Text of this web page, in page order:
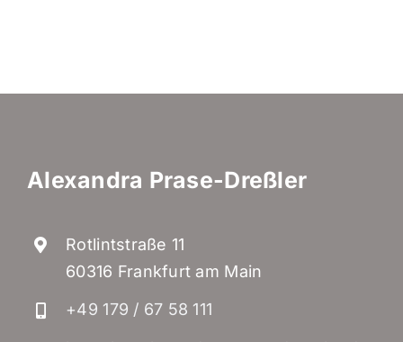
Alexandra Prase-Dreßler
Rotlintstraße 11
60316 Frankfurt am Main
+49 179 / 67 58 111